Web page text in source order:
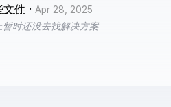
文件 · Apr 28, 2025
时还没去找解决方案